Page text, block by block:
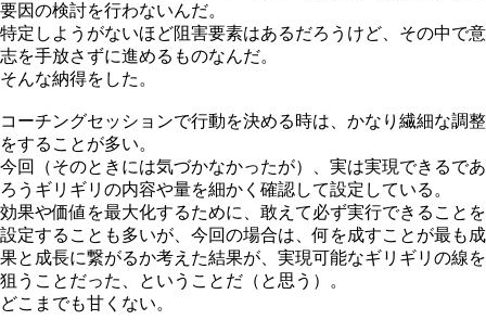
要因の検討を行わないんだ。
特定しようがないほど阻害要素はあるだろうけど、その中で意
志を手放さずに進めるものなんだ。
そんな納得をした。
コーチングセッションで行動を決める時は、かなり繊細な調整
をすることが多い。
今回（そのときには気づかなかったが）、実は実現できるであ
ろうギリギリの内容や量を細かく確認して設定している。
効果や価値を最大化するために、敢えて必ず実行できることを
設定することも多いが、今回の場合は、何を成すことが最も成
果と成長に繋がるか考えた結果が、実現可能なギリギリの線を
狙うことだった、ということだ（と思う）。
どこまでも甘くない。